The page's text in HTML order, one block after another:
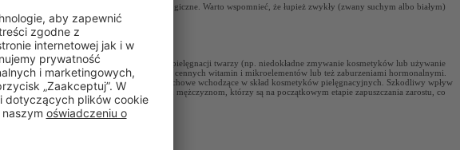
rozwój powoduje liczne problemy dermatologiczne Warto wspomnieć, że łupież zwykły (zwany suchym albo białym)
czy niewłaściwe stosowanie produktów do pielęgnacji twarzy (np. niedokładne zmywanie kosmetyków lub używanie
z monotonną, ubogą dietą, pozbawioną cennych witamin i mikroelementów lub też zaburzeniami hormonalnymi.
np. na syntetyczne substancje zapachowe wchodzące w skład kosmetyków pielęgnacyjnych. Szkodliwy wpływ
się po brodzie – świąd towarzyszy wielu mężczyznom, którzy są na początkowym etapie zapuszczania zarostu, co